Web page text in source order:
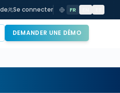
vraiment les entreprises face au
Se connecter FR
DEMANDER UNE DÉMO